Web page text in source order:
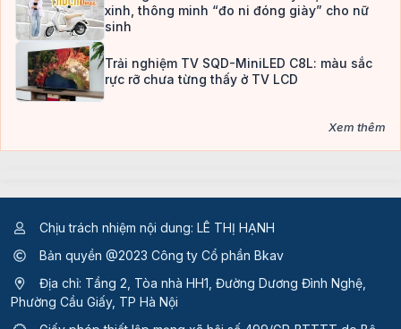
xinh, thông minh “đo ni đóng giày” cho nữ
sinh
Trải nghiệm TV SQD-MiniLED C8L: màu sắc
rực rỡ chưa từng thấy ở TV LCD
Xem thêm
Chịu trách nhiệm nội dung: LÊ THỊ HẠNH
Bản quyền @2023 Công ty Cổ phần Bkav
Địa chỉ: Tầng 2, Tòa nhà HH1, Đường Dương Đình Nghệ,
Phường Cầu Giấy, TP Hà Nội